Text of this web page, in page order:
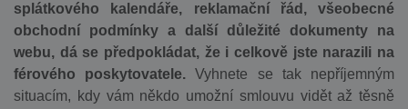
splátkového kalendáře, reklamační řád, všeobecné
obchodní podmínky a další důležité dokumenty na
webu, dá se předpokládat, že i celkově jste narazili na
férového poskytovatele. Vyhnete se tak nepříjemným
situacím, kdy vám někdo umožní smlouvu vidět až těsně